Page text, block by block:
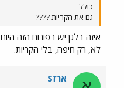
כולל
גם את הקריות ????
איזה בלגן יש בפורום הזה היום
לא, רק חיפה, בלי הקריות.
ארזS